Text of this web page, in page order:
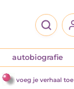
autobiografie
voeg je verhaal toe